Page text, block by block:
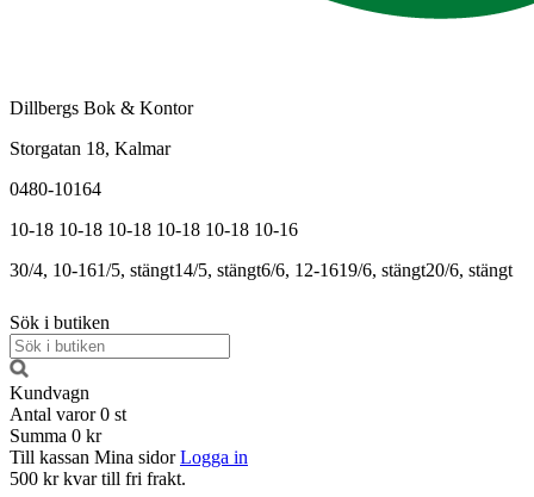
Dillbergs Bok & Kontor
Storgatan 18, Kalmar
0480-10164
10-18 10-18 10-18 10-18 10-18 10-16
30/4, 10-161/5, stängt14/5, stängt6/6, 12-1619/6, stängt20/6, stängt
Sök i butiken
Kundvagn
Antal varor 0 st
Summa 0 kr
Till kassan Mina sidor Logga in
500 kr kvar till fri frakt.